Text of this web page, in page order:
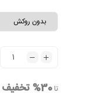
تا30% تخفیف